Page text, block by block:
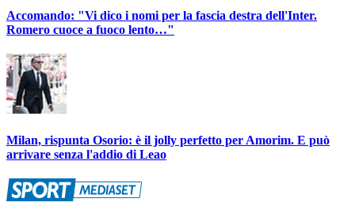
Accomando: "Vi dico i nomi per la fascia destra dell'Inter.
Romero cuoce a fuoco lento…"
Milan, rispunta Osorio: è il jolly perfetto per Amorim. E può
arrivare senza l'addio di Leao